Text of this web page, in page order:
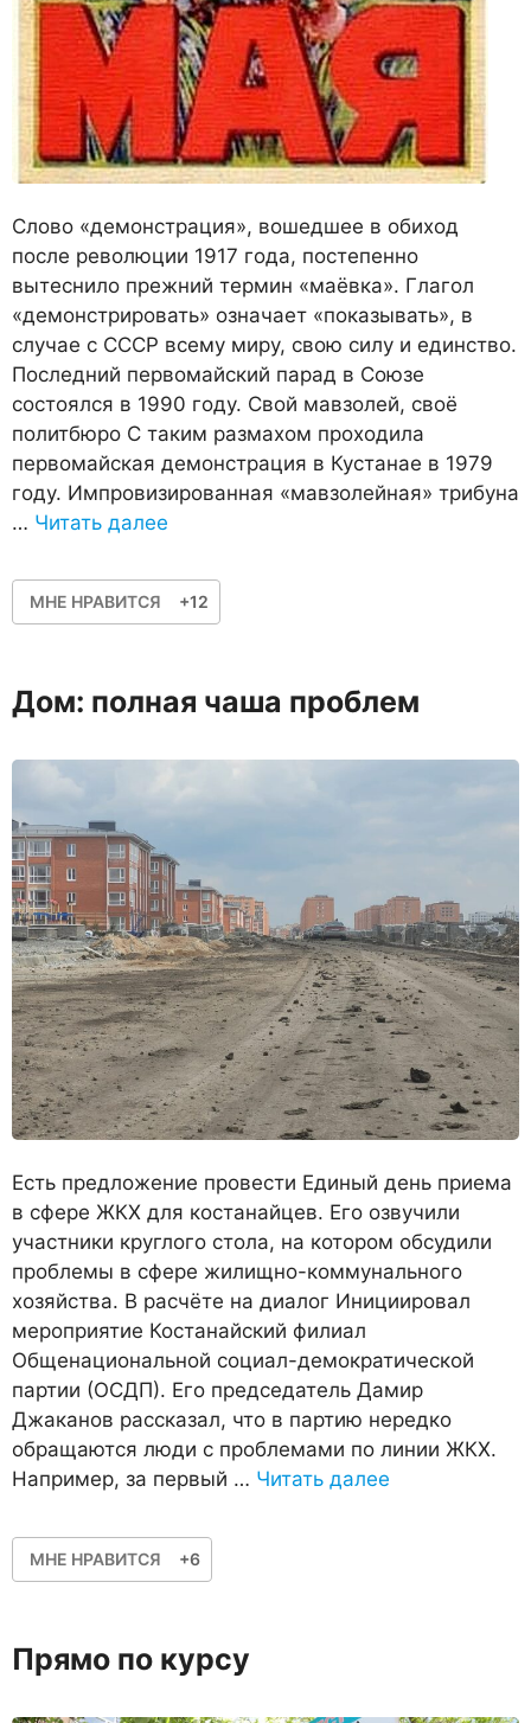
Слово «демонстрация», вошедшее в обиход
после революции 1917 года, постепенно
вытеснило прежний термин «маёвка». Глагол
«демонстрировать» означает «показывать», в
случае с СССР всему миру, свою силу и единство.
Последний первомайский парад в Союзе
состоялся в 1990 году. Свой мавзолей, своё
политбюро С таким размахом проходила
первомайская демонстрация в Кустанае в 1979
году. Импровизированная «мавзолейная» трибуна
… Читать далее
МНЕ НРАВИТСЯ +12
Дом: полная чаша проблем
Есть предложение провести Единый день приема
в сфере ЖКХ для костанайцев. Его озвучили
участники круглого стола, на котором обсудили
проблемы в сфере жилищно-коммунального
хозяйства. В расчёте на диалог Инициировал
мероприятие Костанайский филиал
Общенациональной социал-демократической
партии (ОСДП). Его председатель Дамир
Джаканов рассказал, что в партию нередко
обращаются люди с проблемами по линии ЖКХ.
Например, за первый … Читать далее
МНЕ НРАВИТСЯ +6
Прямо по курсу